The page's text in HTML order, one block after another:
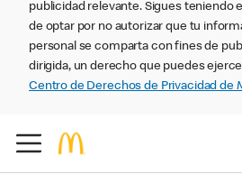
publicidad relevante. Sigues teniendo
de optar por no autorizar que tu
personal se comparta con fines de
dirigida, un derecho que puedes
Centro de Derechos de Privacidad de